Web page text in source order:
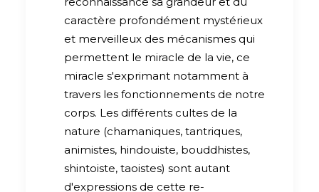
caractère profondément mystérieux
et merveilleux des mécanismes qui
permettent le miracle de la vie, ce
miracle s'exprimant notamment à
travers les fonctionnements de notre
corps. Les différents cultes de la
nature (chamaniques, tantriques,
animistes, hindouiste, bouddhistes,
shintoiste, taoistes) sont autant
d'expressions de cette re-